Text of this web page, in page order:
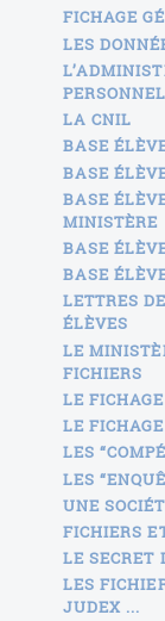
FICHAGE
LES
LA CNIL
BASE
BASE
BASE
MINISTÈRE
BASE
BASE
LETTRES
ÉLÈVES
LE
FICHIERS
LE
LE
LES
LES
UNE
FICHIERS
LE SECRET
LES
JUDEX ...